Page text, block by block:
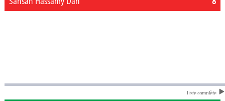
Liste complète